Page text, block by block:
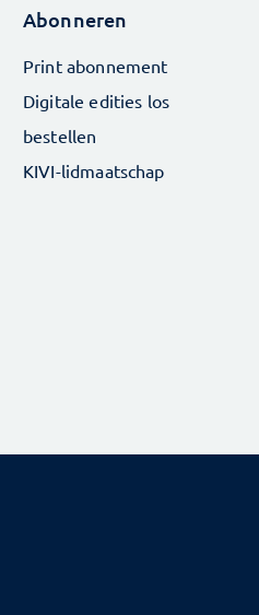
Abonneren
Print abonnement
Digitale edities los
bestellen
KIVI-lidmaatschap